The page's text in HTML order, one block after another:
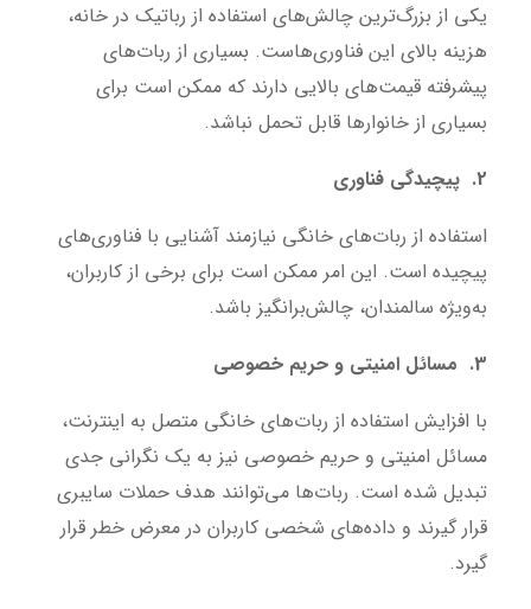
یکی از بزرگ‌ترین چالش‌های استفاده از رباتیک در خانه،
هزینه بالای این فناوری‌هاست. بسیاری از ربات‌های
پیشرفته قیمت‌های بالایی دارند که ممکن است برای
بسیاری از خانوارها قابل تحمل نباشد.
2. پیچیدگی فناوری
استفاده از ربات‌های خانگی نیازمند آشنایی با فناوری‌های
پیچیده است. این امر ممکن است برای برخی از کاربران،
به‌ویژه سالمندان، چالش‌برانگیز باشد.
3. مسائل امنیتی و حریم خصوصی
با افزایش استفاده از ربات‌های خانگی متصل به اینترنت،
مسائل امنیتی و حریم خصوصی نیز به یک نگرانی جدی
تبدیل شده است. ربات‌ها می‌توانند هدف حملات سایبری
قرار گیرند و داده‌های شخصی کاربران در معرض خطر قرار
گیرد.